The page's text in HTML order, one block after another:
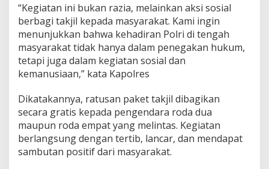
n
M
a
a
s
i
w
B
a
g
“Kegiatan ini bukan razia, melainkan aksi sosial
berbagi takjil kepada masyarakat. Kami ingin
menunjukkan bahwa kehadiran Polri di tengah
masyarakat tidak hanya dalam penegakan hukum,
tetapi juga dalam kegiatan sosial dan
kemanusiaan,” kata Kapolres
Dikatakannya, ratusan paket takjil dibagikan
secara gratis kepada pengendara roda dua
maupun roda empat yang melintas. Kegiatan
berlangsung dengan tertib, lancar, dan mendapat
sambutan positif dari masyarakat.